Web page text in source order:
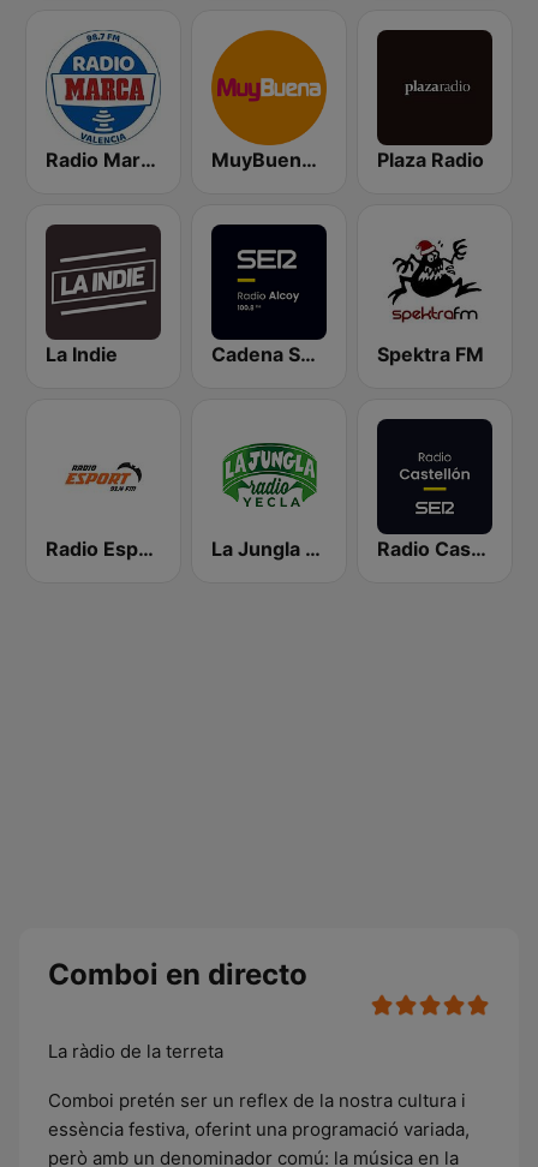
Radio Marca Valencia MuyBuena - Alicante Plaza Radio
La Indie Cadena Ser (Alcoy) Spektra FM
Radio Esport 91.4 FM La Jungla Radio Yecla Radio Castellón SER
Comboi en directo
La ràdio de la terreta
Comboi pretén ser un reflex de la nostra cultura i
essència festiva, oferint una programació variada,
però amb un denominador comú: la música en la